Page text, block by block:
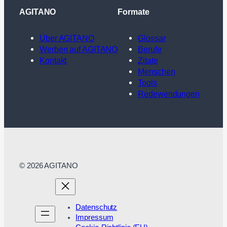
AGITANO
Über AGITANO
Werben auf AGITANO
Kontakt
Formate
Glossar
Berufe
Zitate
Menschen
Tools
Redewendungen
© 2026 AGITANO
Datenschutz
Impressum